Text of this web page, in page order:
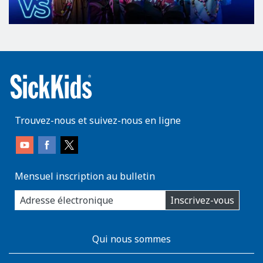
Trouvez-nous et suivez-nous en ligne
Mensuel inscription au bulletin
enter
you
email
Inscrivez-vous
AboutKidsHealthQui nous sommes